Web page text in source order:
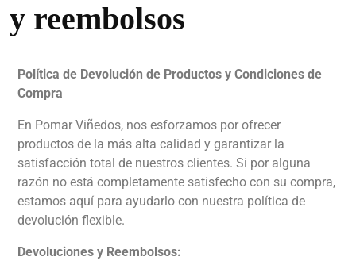
y reembolsos
Política de Devolución de Productos y Condiciones de
Compra
En Pomar Viñedos, nos esforzamos por ofrecer
productos de la más alta calidad y garantizar la
satisfacción total de nuestros clientes. Si por alguna
razón no está completamente satisfecho con su compra,
estamos aquí para ayudarlo con nuestra política de
devolución flexible.
Devoluciones y Reembolsos: